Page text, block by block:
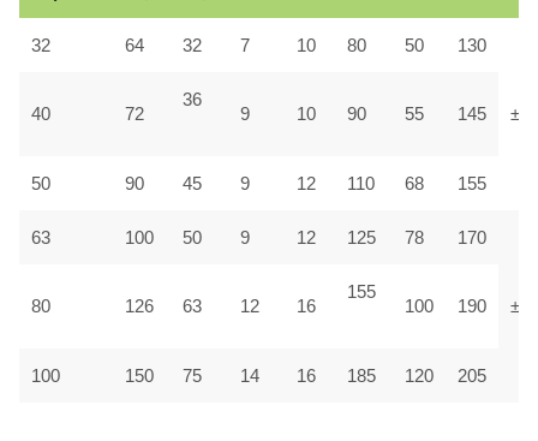
32 64 32 7 10 80 50 130
40 72
36
9 10 90 55 145
50 90 45 9 12 110 68 155
63 100 50 9 12 125 78 170
80 126 63 12 16
155
100 190
100 150 75 14 16 185 120 205